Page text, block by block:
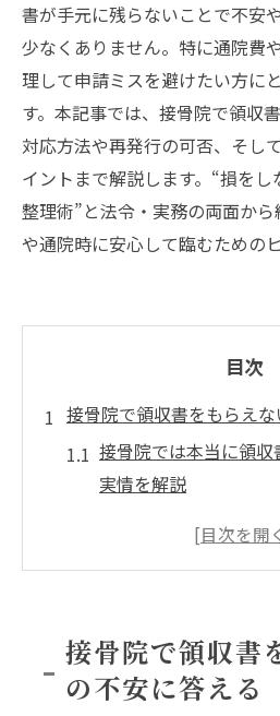
書が手元に残らないことで不安
少なくありません。特に通院費
理して申請ミスを避けたい方に
す。本記事では、接骨院で領収
対応方法や再発行の可否、そし
イントまで解説します。“損を
整理術”と法令・実務の両面か
や通院時に安心して臨むための
目次
接骨院で領収書をもらえ
接骨院では本当に領
実情を解説
接骨院の領収書発行
接骨院で領収書が必
への影響
接骨院で領収書
の不安に答える